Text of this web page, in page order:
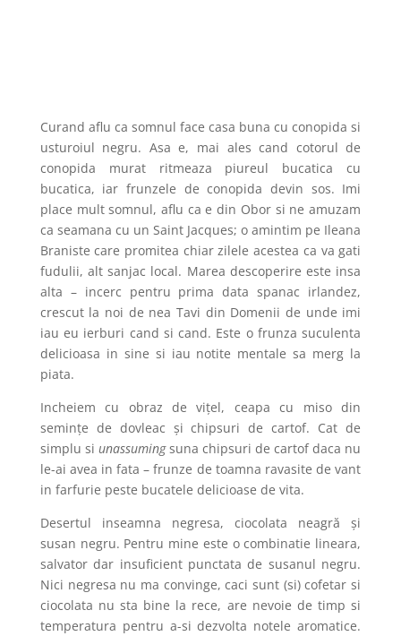
Curand aflu ca somnul face casa buna cu conopida si
usturoiul negru. Asa e, mai ales cand cotorul de
conopida murat ritmeaza piureul bucatica cu
bucatica, iar frunzele de conopida devin sos. Imi
place mult somnul, aflu ca e din Obor si ne amuzam
ca seamana cu un Saint Jacques; o amintim pe Ileana
Braniste care promitea chiar zilele acestea ca va gati
fudulii, alt sanjac local. Marea descoperire este insa
alta – incerc pentru prima data spanac irlandez,
crescut la noi de nea Tavi din Domenii de unde imi
iau eu ierburi cand si cand. Este o frunza suculenta
delicioasa in sine si iau notite mentale sa merg la
piata.
Incheiem cu obraz de vițel, ceapa cu miso din
semințe de dovleac și chipsuri de cartof. Cat de
simplu si unassumingsuna chipsuri de cartof daca nu
le-ai avea in fata – frunze de toamna ravasite de vant
in farfurie peste bucatele delicioase de vita.
Desertul inseamna negresa, ciocolata neagră și
susan negru. Pentru mine este o combinatie lineara,
salvator dar insuficient punctata de susanul negru.
Nici negresa nu ma convinge, caci sunt (si) cofetar si
ciocolata nu sta bine la rece, are nevoie de timp si
temperatura pentru a-si dezvolta notele aromatice.